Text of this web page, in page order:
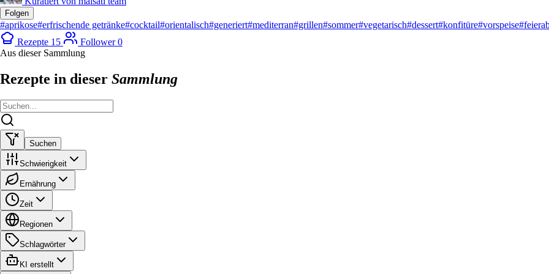
Folgen
#aprikose#erfrischende getränke#cocktail#orientalisch#generiert#mediterran#grillen#sommer#vegetarisch#dessert#konfitüre#vorspeise
Rezepte 15 Follower 0
Aus dieser Sammlung
Rezepte in dieser Sammlung
Suchen
Schwierigkeit
Ernährung
Zeit
Regionen
Schlagwörter
KI erstellt